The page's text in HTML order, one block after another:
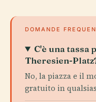
DOMANDE
C'è una tassa
Theresien-
No, la piazza e il
gratuito in